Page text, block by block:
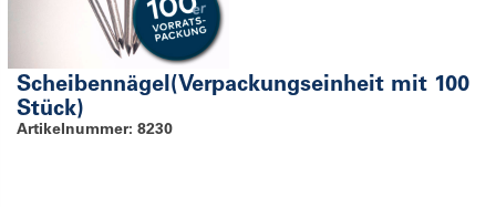
Scheibennägel(Verpackungseinheit mit 100
Stück)
Artikelnummer: 8230